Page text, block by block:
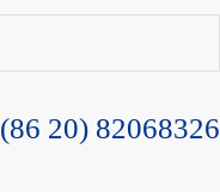
(86 20) 82068326